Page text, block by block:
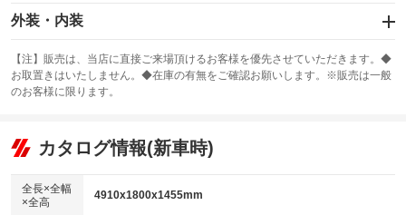
エアバッグ：運転席/助手席/サイド
：装備あり
：装備なし
サンルーフ
：装備なし ABS
リフトアップ
：装備なし
：装備なし
パワーウィンドウ
外装・内装
カーナビ：メモリーナビ他
：装備あり
TV：フルセグ
：装備あり
ビジュアル：-／DVD再生
：装備あり
アルミホイール：18インチ
：装備あり
【注】販売は、当店に直接ご来場頂けるお客様を優先させていただきます。◆
お取置きはいたしません。◆在庫の有無をご確認お願いします。※販売は一般
のお客様に限ります。
カタログ情報(新車時)
全長×全幅
×全高
4910x1800x1455mm